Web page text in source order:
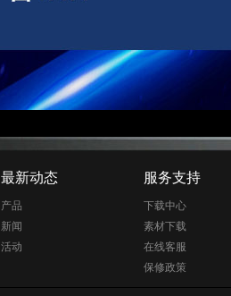
最新动态
产品
新闻
活动
服务支持
下载中心
素材下载
在线客服
保修政策